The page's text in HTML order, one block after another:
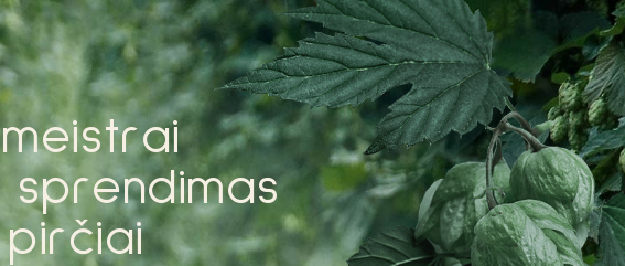
meistrai
sprendimas
pirčiai